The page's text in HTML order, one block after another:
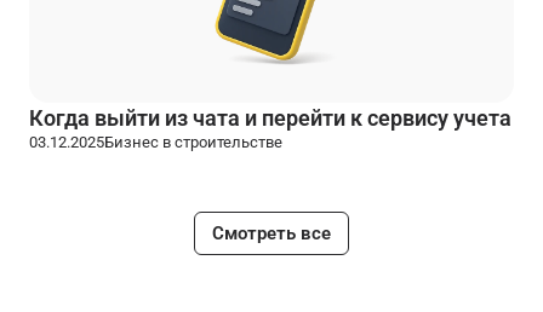
Когда выйти из чата и перейти к сервису учета
03.12.2025Бизнес в строительстве
Смотреть все